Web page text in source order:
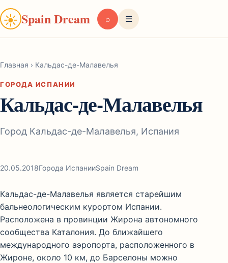
☀Spain Dream ⌕ ☰
Главная › Кальдас-де-Малавелья
ГОРОДА ИСПАНИИ
Кальдас-де-Малавелья
Город Кальдас-де-Малавелья, Испания
20.05.2018Города ИспанииSpain Dream
Кальдас-де-Малавелья является старейшим
бальнеологическим курортом Испании.
Расположена в провинции Жирона автономного
сообщества Каталония. До ближайшего
международного аэропорта, расположенного в
Жироне, около 10 км, до Барселоны можно